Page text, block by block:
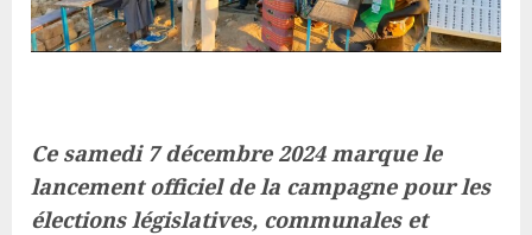
Ce samedi 7 décembre 2024 marque le
lancement officiel de la campagne pour les
élections législatives, communales et